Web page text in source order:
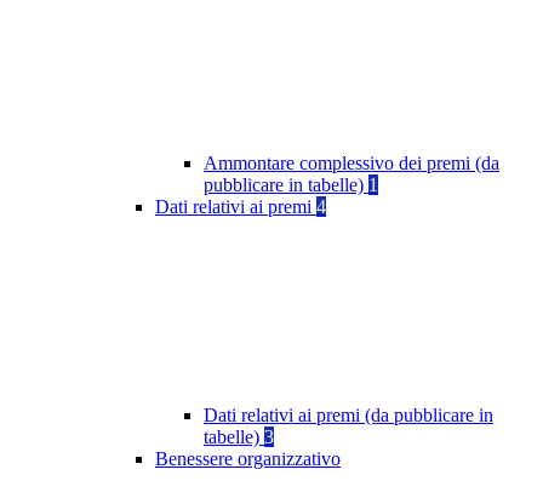
Ammontare complessivo dei premi (da
pubblicare in tabelle) 1
Dati relativi ai premi 4
Dati relativi ai premi (da pubblicare in
tabelle) 3
Benessere organizzativo